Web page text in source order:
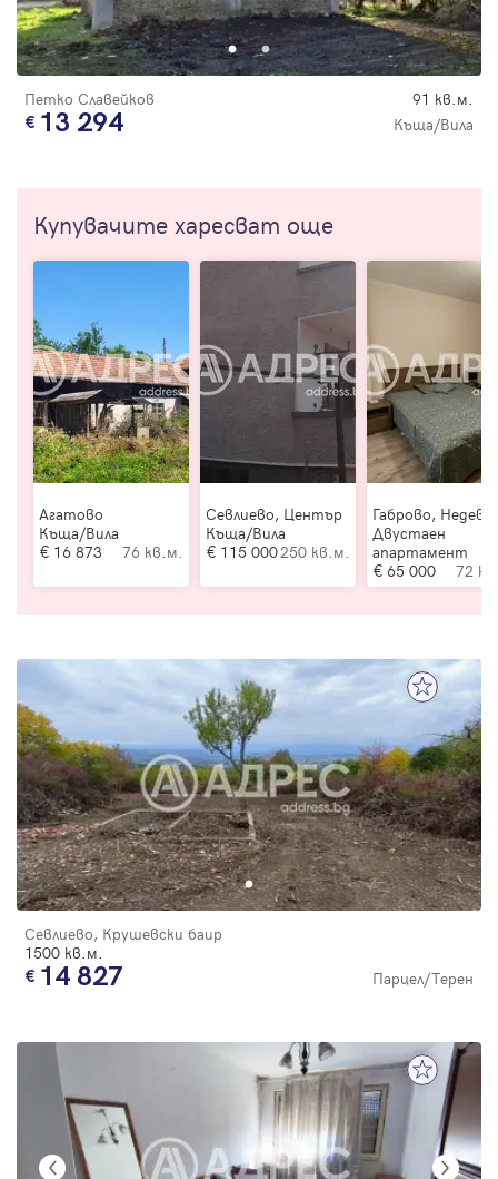
Петко Славейков 91 кв.м.
13 294 Къща/Вила
Купувачите харесват още
Агатово
Къща/Вила
16 873
76 кв.м.
Севлиево, Център
Къща/Вила
115 000250 кв.м.
Габрово,
Двустаен
апартамент
65 000
72
Севлиево, Крушевски баир
1500 кв.м.
14 827 Парцел/Терен